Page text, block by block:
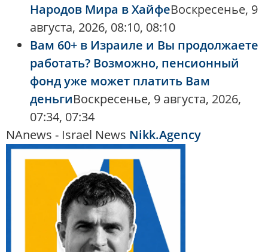
Народов Мира в ХайфеВоскресенье, 9
августа, 2026, 08:10, 08:10
Вам 60+ в Израиле и Вы продолжаете
работать? Возможно, пенсионный
фонд уже может платить Вам
деньгиВоскресенье, 9 августа, 2026,
07:34, 07:34
NAnews - Israel News Nikk.Agency